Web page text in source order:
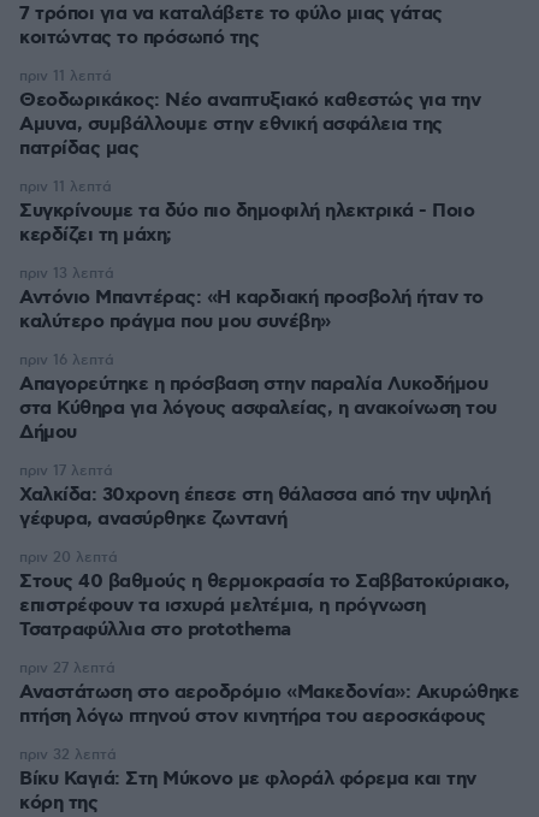
7 τρόποι για να καταλάβετε το φύλο μιας γάτας
κοιτώντας το πρόσωπό της
Θεοδωρικάκος: Νέο αναπτυξιακό καθεστώς για την
Αμυνα, συμβάλλουμε στην εθνική ασφάλεια της
πατρίδας μας
πριν 11 λεπτά
Συγκρίνουμε τα δύο πιο δημοφιλή ηλεκτρικά - Ποιο
κερδίζει τη μάχη;
πριν 11 λεπτά
Αντόνιο Μπαντέρας: «Η καρδιακή προσβολή ήταν το
καλύτερο πράγμα που μου συνέβη»
πριν 13 λεπτά
Απαγορεύτηκε η πρόσβαση στην παραλία Λυκοδήμου
στα Κύθηρα για λόγους ασφαλείας, η ανακοίνωση του
Δήμου
πριν 16 λεπτά
Χαλκίδα: 30χρονη έπεσε στη θάλασσα από την υψηλή
γέφυρα, ανασύρθηκε ζωντανή
πριν 17 λεπτά
Στους 40 βαθμούς η θερμοκρασία το Σαββατοκύριακο,
επιστρέφουν τα ισχυρά μελτέμια, η πρόγνωση
Τσατραφύλλια στο protothema
πριν 20 λεπτά
Αναστάτωση στο αεροδρόμιο «Μακεδονία»: Ακυρώθηκε
πτήση λόγω πτηνού στον κινητήρα του αεροσκάφους
πριν 27 λεπτά
Βίκυ Καγιά: Στη Μύκονο με φλοράλ φόρεμα και την
κόρη της
πριν 32 λεπτά